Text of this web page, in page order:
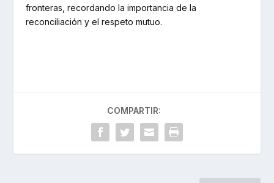
fronteras, recordando la importancia de la
reconciliación y el respeto mutuo.
COMPARTIR: